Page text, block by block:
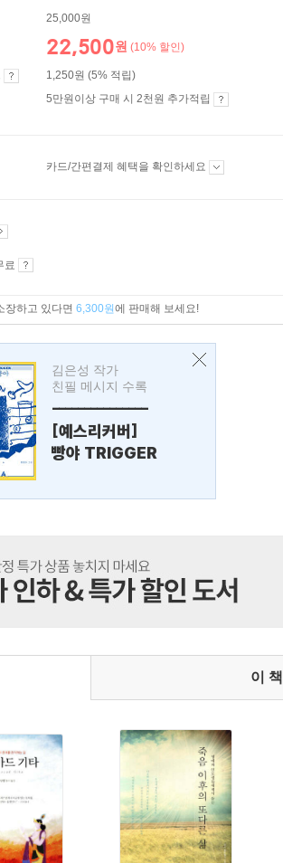
25,000원
22,500원 (10% 할인)
1,250원 (5% 적립)
5만원이상 구매 시 2천원 추가적립
카드/간편결제 혜택을 확인하세요
료
장하고 있다면 6,300원에 판매해 보세요!
김은성 작가
친필 메시지 수록
---------------
[예스리커버]
빵야 TRIGGER
이